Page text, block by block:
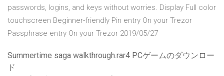
passwords, logins, and keys without worries. Display Full color
touchscreen Beginner-friendly Pin entry On your Trezor
Passphrase entry On your Trezor 2019/05/27
Summertime saga walkthrough.rar4 PCゲームのダウンロー
ド